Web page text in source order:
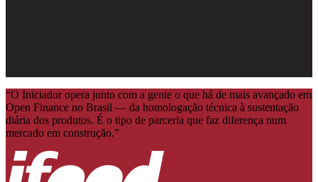
“O Iniciador opera junto com a gente o que há de mais avançado em
Open Finance no Brasil — da homologação técnica à sustentação
diária dos produtos. É o tipo de parceria que faz diferença num
mercado em construção.”